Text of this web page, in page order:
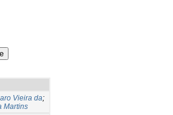
Vieira da;
Martins